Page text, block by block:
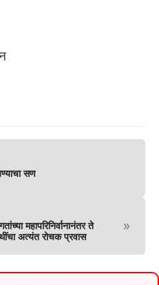
सण
महापरिनिर्वानानंतर ते
अत्यंत रोचक प्रवास
»